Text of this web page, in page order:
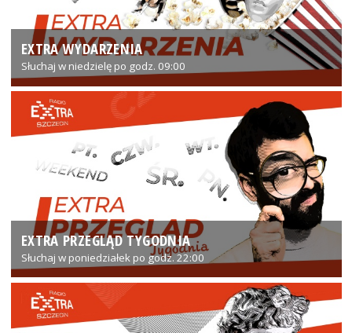
EXTRA WYDARZENIA
Słuchaj w niedzielę po godz. 09:00
EXTRA PRZEGLĄD TYGODNIA
Słuchaj w poniedziałek po godz. 22:00